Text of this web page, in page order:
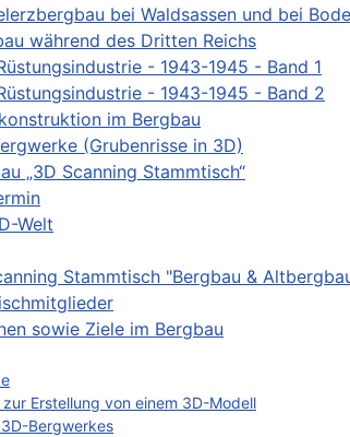
bei Waldsassen und bei
während des Dritten Reichs
- 1943-1945 - Band 1
- 1943-1945 - Band 2
im Bergbau
(Grubenrisse in 3D)
„3D Scanning Stammtisch“
Welt
Stammtisch "Bergbau &
sowie Ziele im Bergbau
Erstellung von einem 3D-Modell
Bergwerkes